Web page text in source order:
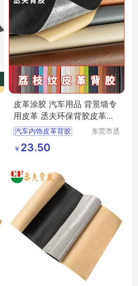
皮革涂胶 汽车用品 背景墙专
用皮革 丞夫环保背胶皮革生
产 厂家批发
汽车内饰皮革背胶
干式pu背胶
皮革上不干胶
东莞市丞
￥ 23.50